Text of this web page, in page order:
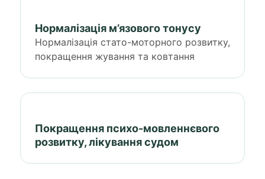
Нормалізація м’язового тонусу
Нормалізація стато-моторного розвитку,
покращення жування та ковтання
Покращення психо-мовленнєвого
розвитку, лікування судом